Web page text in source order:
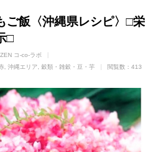
ご飯〈沖縄県レシピ〉□栄
□
コ-co-ラボ
沖縄エリア 穀類・雑穀・豆・芋 閲覧数：413